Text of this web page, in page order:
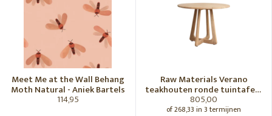
Meet Me at the Wall Behang
Moth Natural - Aniek Bartels
114,95
Raw Materials Verano
teakhouten ronde tuintafel -
Ø100 cm
805,00
of 268,33 in 3 termijnen